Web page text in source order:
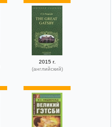
2015 г.
(английский)